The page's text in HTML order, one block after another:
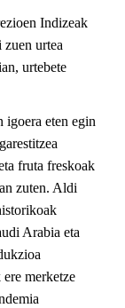
Indizeak
urtea
urtebete
igoera eten egin
fruta freskoak
zuten. Aldi
Arabia eta
merketze